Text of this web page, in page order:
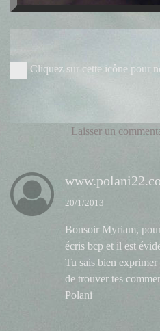
Cliquez sur cette icône pour
Laisser un
20/1/2013
Bonsoir Myriam,
écris bcp et il est
Tu sais bien exprimer
de trouver tes
Polani